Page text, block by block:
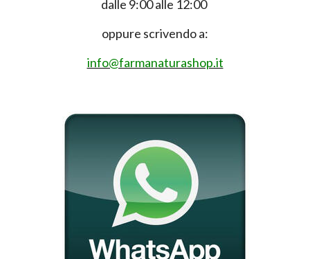
dalle 9:00 alle 12:00
oppure scrivendo a:
info@farmanaturashop.it